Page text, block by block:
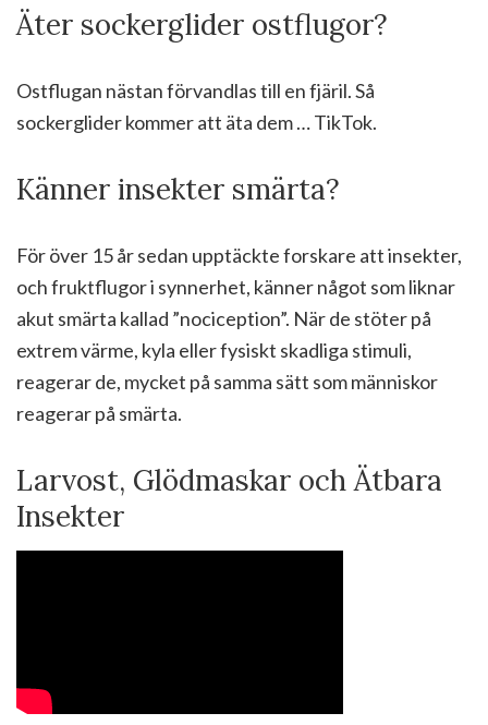
Äter sockerglider ostflugor?
Ostflugan nästan förvandlas till en fjäril. Så
sockerglider kommer att äta dem … TikTok.
Känner insekter smärta?
För över 15 år sedan upptäckte forskare att insekter,
och fruktflugor i synnerhet, känner något som liknar
akut smärta kallad ”nociception”. När de stöter på
extrem värme, kyla eller fysiskt skadliga stimuli,
reagerar de, mycket på samma sätt som människor
reagerar på smärta.
Larvost, Glödmaskar och Ätbara
Insekter